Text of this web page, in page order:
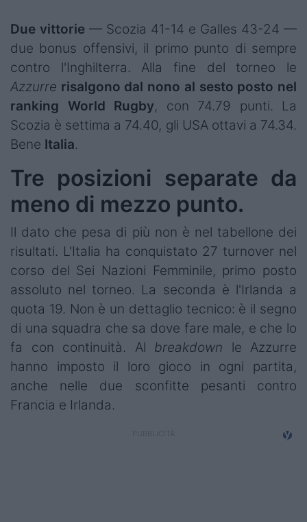
Shop
Due vittorie — Scozia 41-14 e Galles 43-24 —
due bonus offensivi, il primo punto di sempre
contro l'Inghilterra. Alla fine del torneo le
Azzurre risalgono dal nono al sesto posto nel
ranking World Rugby, con 74.79 punti. La
Scozia è settima a 74.40, gli USA ottavi a 74.34.
Bene Italia.
Tre posizioni separate da
meno di mezzo punto.
Il dato che pesa di più non è nel tabellone dei
risultati. L'Italia ha conquistato 27 turnover nel
corso del Sei Nazioni Femminile, primo posto
assoluto nel torneo. La seconda è l'Irlanda a
quota 19. Non è un dettaglio tecnico: è il segno
di una squadra che sa dove fare male, e che lo
fa con continuità. Al breakdown le Azzurre
hanno imposto il loro gioco in ogni partita,
anche nelle due sconfitte pesanti contro
Francia e Irlanda.